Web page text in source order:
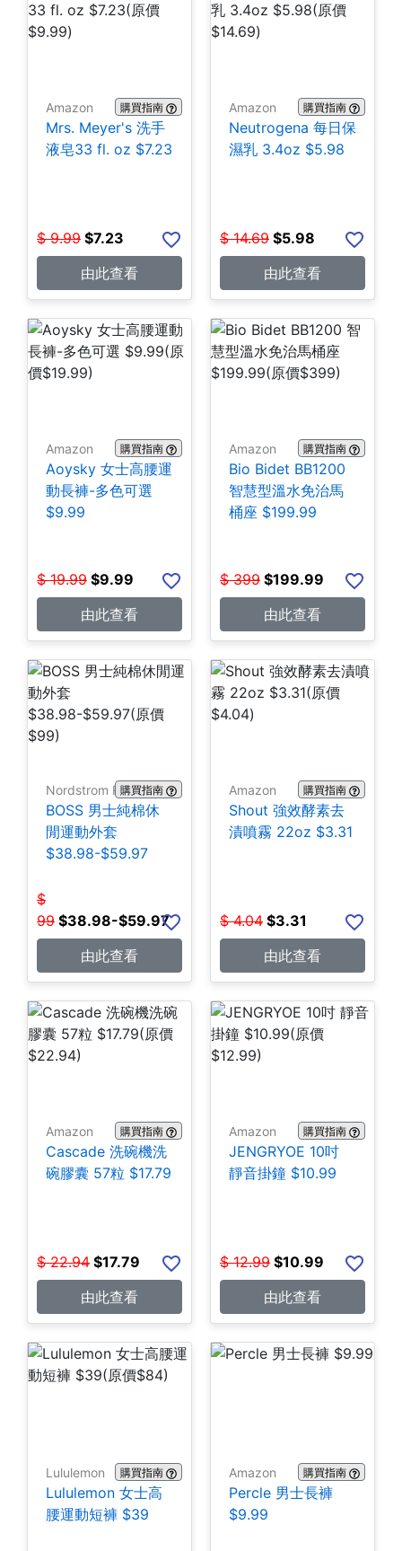
Amazon 購買指南
Mrs. Meyer's 洗手
液皂33 fl. oz $7.23
$ 9.99 $7.23
由此查看
Amazon 購買指南
Neutrogena 每日保
濕乳 3.4oz $5.98
$ 14.69 $5.98
由此查看
Amazon 購買指南
Aoysky 女士高腰運
動長褲-多色可選
$9.99
$ 19.99 $9.99
由此查看
Amazon 購買指南
Bio Bidet BB1200
智慧型溫水免治馬
桶座 $199.99
$ 399 $199.99
由此查看
Nordstrom Rack購買指南
BOSS 男士純棉休
閒運動外套
$38.98-$59.97
$
99 $38.98-$59.97
由此查看
Amazon 購買指南
Shout 強效酵素去
漬噴霧 22oz $3.31
$ 4.04 $3.31
由此查看
Amazon 購買指南
Cascade 洗碗機洗
碗膠囊 57粒 $17.79
$ 22.94 $17.79
由此查看
Amazon 購買指南
JENGRYOE 10吋
靜音掛鐘 $10.99
$ 12.99 $10.99
由此查看
Lululemon 購買指南
Lululemon 女士高
腰運動短褲 $39
Amazon 購買指南
Percle 男士長褲
$9.99